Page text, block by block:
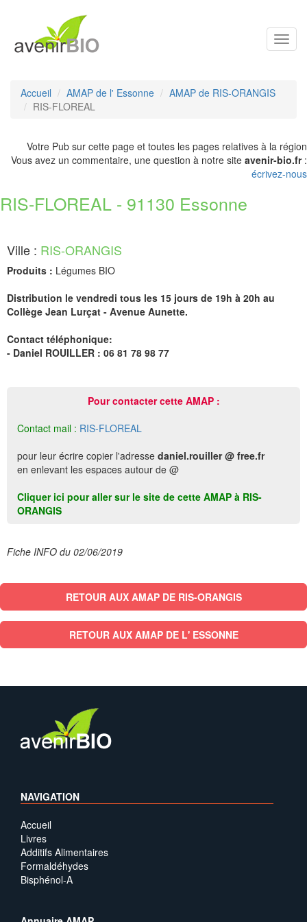
Accueil AMAP de l' Essonne
AMAP de RIS-ORANGIS
RIS-FLOREAL
Votre Pub sur cette page et toutes les pages relatives à la région
Vous avez un commentaire, une question à notre site avenir-bio.fr:
écrivez-nous
RIS-FLOREAL - 91130 Essonne
Ville : RIS-ORANGIS
Produits : Légumes BIO
Distribution le vendredi tous les 15 jours de 19h à 20h au
Collège Jean Lurçat - Avenue Aunette.
Contact téléphonique:
- Daniel ROUILLER : 06 81 78 98 77
Pour contacter cette AMAP :
Contact mail : RIS-FLOREAL
pour leur écrire copier l'adresse daniel.rouiller @ free.fr
en enlevant les espaces autour de @
Cliquer ici pour aller sur le site de cette AMAP à RIS-
ORANGIS
Fiche INFO du 02/06/2019
RETOUR AUX AMAP DE RIS-ORANGIS
RETOUR AUX AMAP DE L' ESSONNE
NAVIGATION
Accueil
Livres
Additifs Alimentaires
Formaldéhydes
Bisphénol-A